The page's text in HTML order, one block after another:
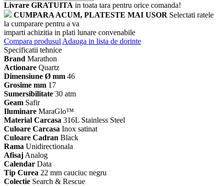
Livrare GRATUITA in toata tara pentru orice comanda!
CUMPARA ACUM, PLATESTE MAI USOR Selectati ratele
la cumparare pentru a va
imparti achizitia in plati lunare convenabile
Compara produsul Adauga in lista de dorinte
Specificatii tehnice
Brand Marathon
Actionare Quartz
Dimensiune Ø mm 46
Grosime mm 17
Sumersibilitate 30 atm
Geam Safir
Iluminare MaraGlo™
Material Carcasa 316L Stainless Steel
Culoare Carcasa Inox satinat
Culoare Cadran Black
Rama Unidirectionala
Afisaj Analog
Calendar Data
Tip Curea 22 mm cauciuc negru
Colectie Search & Rescue